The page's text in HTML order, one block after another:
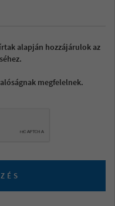
alapján hozzájárulok az
megfelelnek.